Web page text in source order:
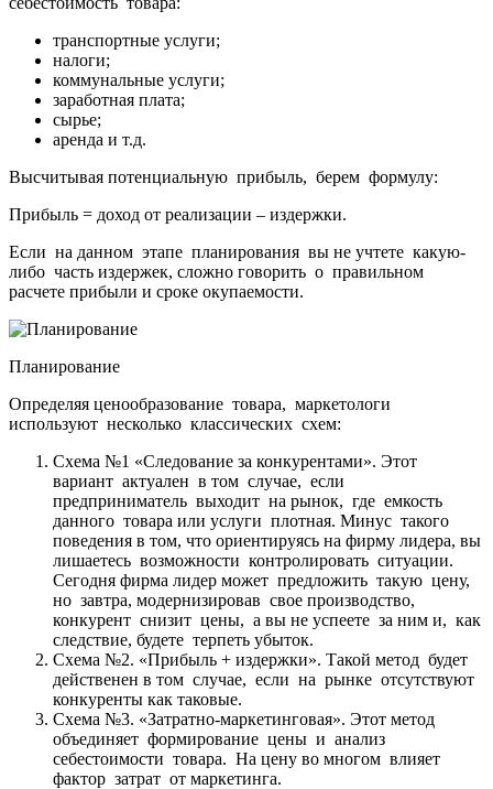
транспортные услуги;
налоги;
коммунальные услуги;
заработная плата;
сырье;
аренда и т.д.
Высчитывая потенциальную прибыль, берем формулу:
Прибыль = доход от реализации – издержки.
Если на данном этапе планирования вы не учтете какую-
либо часть издержек, сложно говорить о правильном
расчете прибыли и сроке окупаемости.
Планирование
Определяя ценообразование товара, маркетологи
используют несколько классических схем:
Схема №1 «Следование за конкурентами». Этот
вариант актуален в том случае, если
предприниматель выходит на рынок, где емкость
данного товара или услуги плотная. Минус такого
поведения в том, что ориентируясь на фирму лидера, вы
лишаетесь возможности контролировать ситуации.
Сегодня фирма лидер может предложить такую цену,
но завтра, модернизировав свое производство,
конкурент снизит цены, а вы не успеете за ним и, как
следствие, будете терпеть убыток.
Схема №2. «Прибыль + издержки». Такой метод будет
действенен в том случае, если на рынке отсутствуют
конкуренты как таковые.
Схема №3. «Затратно-маркетинговая». Этот метод
объединяет формирование цены и анализ
себестоимости товара. На цену во многом влияет
фактор затрат от маркетинга.